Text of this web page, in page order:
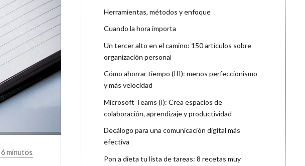
minutos
Herramientas, métodos y enfoque
Cuando la hora importa
Un tercer alto en el camino: 150 artículos sobre
organización personal
Cómo ahorrar tiempo (III): menos perfeccionismo
y más velocidad
Microsoft Teams (I): Crea espacios de
colaboración, aprendizaje y productividad
Decálogo para una comunicación digital más
efectiva
Pon a dieta tu lista de tareas: 8 recetas muy